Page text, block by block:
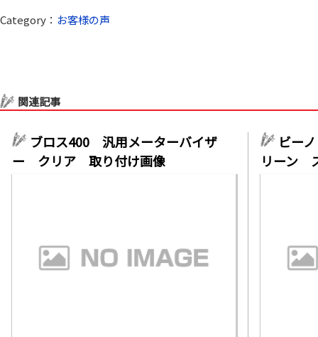
Category： お客様の声
関連記事
ブロス400 汎用メーターバイザ
ー クリア 取り付け画像
ビー
リーン